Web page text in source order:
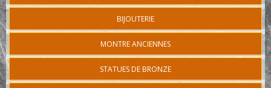
BIJOUTERIE
MONTRE ANCIENNES
STATUES DE BRONZE